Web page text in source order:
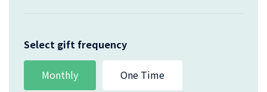
Select gift frequency
Monthly One Time